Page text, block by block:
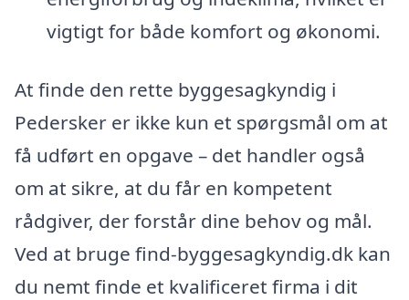
vigtigt for både komfort og økonomi.
At finde den rette byggesagkyndig i
Pedersker er ikke kun et spørgsmål om at
få udført en opgave – det handler også
om at sikre, at du får en kompetent
rådgiver, der forstår dine behov og mål.
Ved at bruge find-byggesagkyndig.dk kan
du nemt finde et kvalificeret firma i dit